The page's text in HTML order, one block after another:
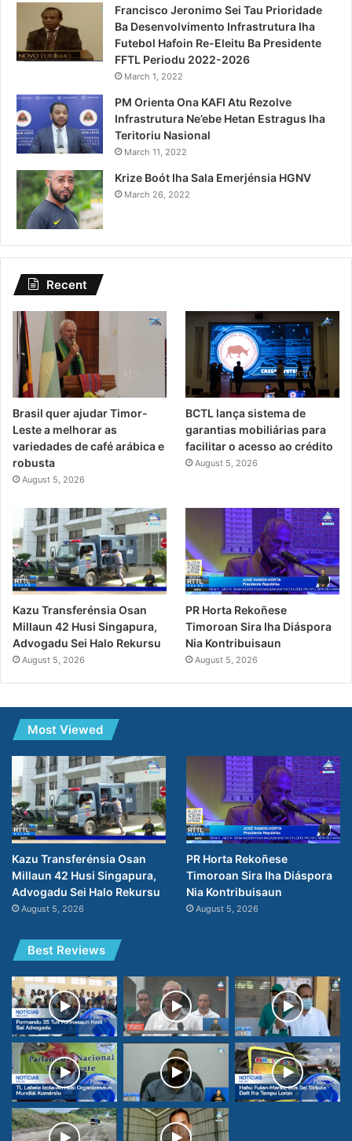
Francisco Jeronimo Sei Tau Prioridade
Ba Desenvolvimento Infrastrutura Iha
Futebol Hafoin Re-Eleitu Ba Presidente
FFTL Periodu 2022-2026
March 1, 2022
PM Orienta Ona KAFI Atu Rezolve
Infrastrutura Ne’ebe Hetan Estragus Iha
Teritoriu Nasional
March 11, 2022
Krize Boót Iha Sala Emerjénsia HGNV
March 26, 2022
Recent
Brasil quer ajudar Timor-
Leste a melhorar as
variedades de café arábica e
robusta
August 5, 2026
BCTL lança sistema de
garantias mobiliárias para
facilitar o acesso ao crédito
August 5, 2026
Kazu Transferénsia Osan
Millaun 42 Husi Singapura,
Advogadu Sei Halo Rekursu
August 5, 2026
PR Horta Rekoñese
Timoroan Sira Iha Diáspora
Nia Kontribuisaun
August 5, 2026
Most Viewed
Kazu Transferénsia Osan
Millaun 42 Husi Singapura,
Advogadu Sei Halo Rekursu
August 5, 2026
PR Horta Rekoñese
Timoroan Sira Iha Diáspora
Nia Kontribuisaun
August 5, 2026
Best Reviews